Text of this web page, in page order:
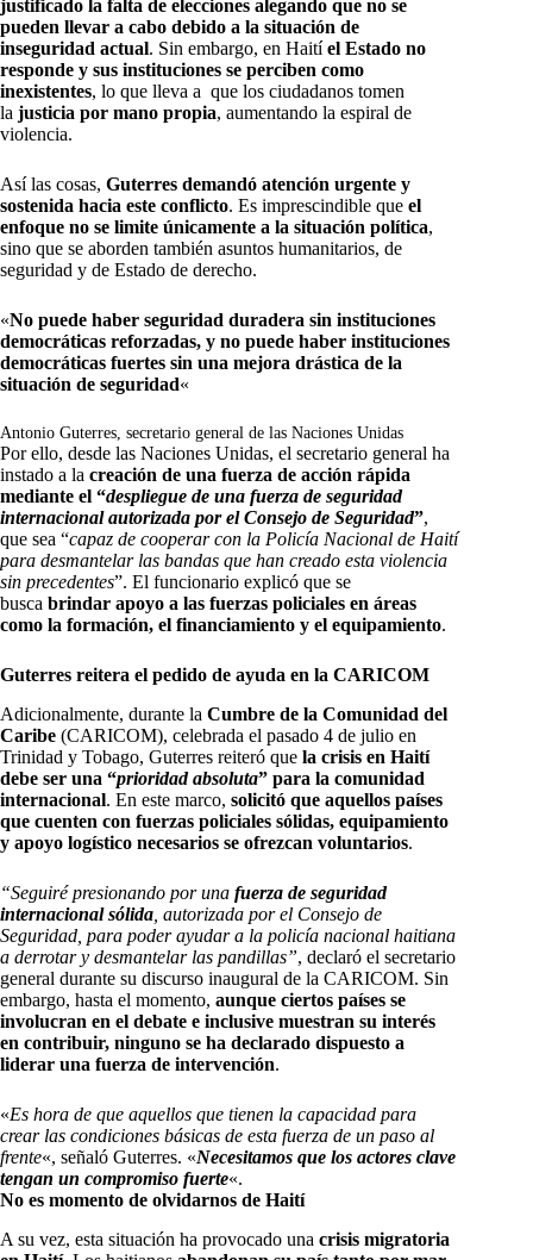
justificado la falta de elecciones alegando que no se
pueden llevar a cabo debido a la situación de
inseguridad actual. Sin embargo, en Haitíel Estado no
responde y sus instituciones se perciben como
inexistentes, lo que lleva a que los ciudadanos tomen
la justicia por mano propia, aumentando la espiral de
violencia.
Así las cosas, Guterres demandó atención urgente y
sostenida hacia este conflicto. Es imprescindible que el
enfoque no se limite únicamente a la situación política,
sino que se aborden también asuntos humanitarios, de
seguridad y de Estado de derecho.
«No puede haber seguridad duradera sin instituciones
democráticas reforzadas, y no puede haber instituciones
democráticas fuertes sin una mejora drástica de la
situación de seguridad«
Antonio Guterres, secretario general de las Naciones Unidas
Por ello, desde las Naciones Unidas, el secretario general ha
instado a la creación de una fuerza de acción rápida
mediante el “despliegue de una fuerza de seguridad
internacional autorizada por el Consejo de Seguridad”,
que sea “capaz de cooperar con la Policía Nacional de Haití
para desmantelar las bandas que han creado esta violencia
sin precedentes”. El funcionario explicó que se
busca brindar apoyo a las fuerzas policiales en áreas
como la formación, el financiamiento y el equipamiento.
Guterres reitera el pedido de ayuda en la CARICOM
Adicionalmente, durante la Cumbre de la Comunidad del
Caribe (CARICOM), celebrada el pasado 4 de julio en
Trinidad y Tobago, Guterres reiteró que la crisis en Haití
debe ser una “prioridad absoluta” para la comunidad
internacional. En este marco, solicitó que aquellos países
que cuenten con fuerzas policiales sólidas, equipamiento
y apoyo logístico necesarios se ofrezcan voluntarios.
“Seguiré presionando por una fuerza de seguridad
internacional sólida , autorizada por el Consejo de
Seguridad, para poder ayudar a la policía nacional haitiana
a derrotar y desmantelar las pandillas”, declaró el secretario
general durante su discurso inaugural de la CARICOM. Sin
embargo, hasta el momento, aunque ciertos países se
involucran en el debate e inclusive muestran su interés
en contribuir, ninguno se ha declarado dispuesto a
liderar una fuerza de intervención.
«Es hora de que aquellos que tienen la capacidad para
crear las condiciones básicas de esta fuerza de un paso al
frente«, señaló Guterres. «Necesitamos que los actores clave
tengan un compromiso fuerte«.
No es momento de olvidarnos de Haití
A su vez, esta situación ha provocado una crisis migratoria